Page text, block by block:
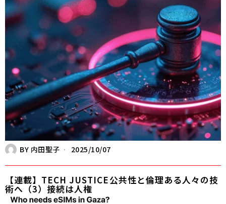
BY 内田聖子 2025/10/07
【連載】TECH JUSTICE――公共性と倫理ある人々の技
術へ（3）接続は人権